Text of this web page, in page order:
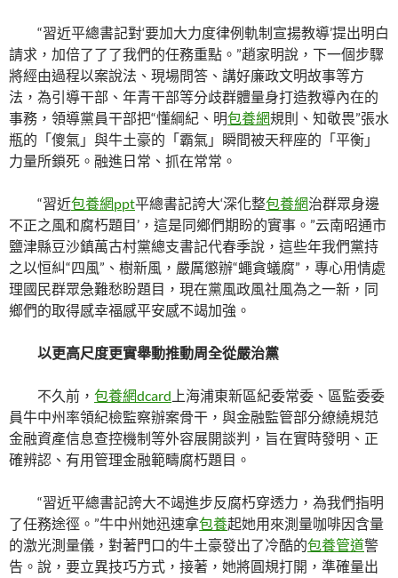
“習近平總書記對‘要加大力度律例軌制宣揚教導’提出明白
請求，加倍了了了我們的任務重點。”趙家明說，下一個步驟
將經由過程以案說法、現場問答、講好廉政文明故事等方
法，為引導干部、年青干部等分歧群體量身打造教導內在的
事務，領導黨員干部把“懂綱紀、明包養網規則、知敬畏”張水
瓶的「傻氣」與牛土豪的「霸氣」瞬間被天秤座的「平衡」
力量所鎖死。融進日常、抓在常常。
“習近包養網ppt平總書記誇大‘深化整包養網治群眾身邊
不正之風和腐朽題目’，這是同鄉們期盼的實事。”云南昭通市
鹽津縣豆沙鎮萬古村黨總支書記代春季說，這些年我們黨持
之以恒糾“四風”、樹新風，嚴厲懲辦“蠅貪蟻腐”，專心用情處
理國民群眾急難愁盼題目，現在黨風政風社風為之一新，同
鄉們的取得感幸福感平安感不竭加強。
以更高尺度更實舉動推動周全從嚴治黨
不久前， 包養網dcard 上海浦東新區紀委常委、區監委委
員牛中州率領紀檢監察辦案骨干，與金融監管部分繚繞規范
金融資產信息查控機制等外容展開談判，旨在實時發明、正
確辨認、有用管理金融範疇腐朽題目。
“習近平總書記誇大不竭進步反腐朽穿透力，為我們指明
了任務途徑。”牛中州她迅速拿包養起她用來測量咖啡因含量
的激光測量儀，對著門口的牛土豪發出了冷酷的包養管道警
告。說，要立異技巧方式，接著，她將圓規打開，準確量出